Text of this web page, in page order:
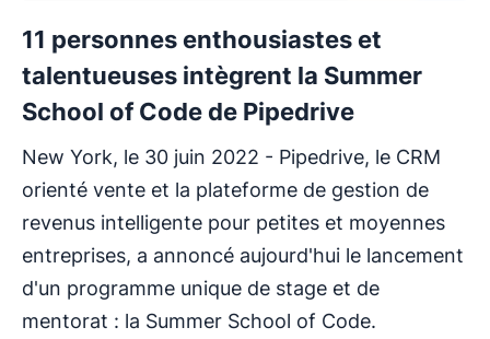
11 personnes enthousiastes et
talentueuses intègrent la Summer
School of Code de Pipedrive
New York, le 30 juin 2022 - Pipedrive, le CRM
orienté vente et la plateforme de gestion de
revenus intelligente pour petites et moyennes
entreprises, a annoncé aujourd'hui le lancement
d'un programme unique de stage et de
mentorat : la Summer School of Code.